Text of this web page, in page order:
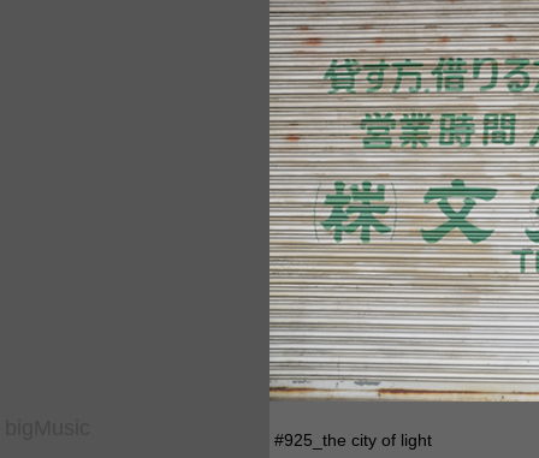
#925_the city of light